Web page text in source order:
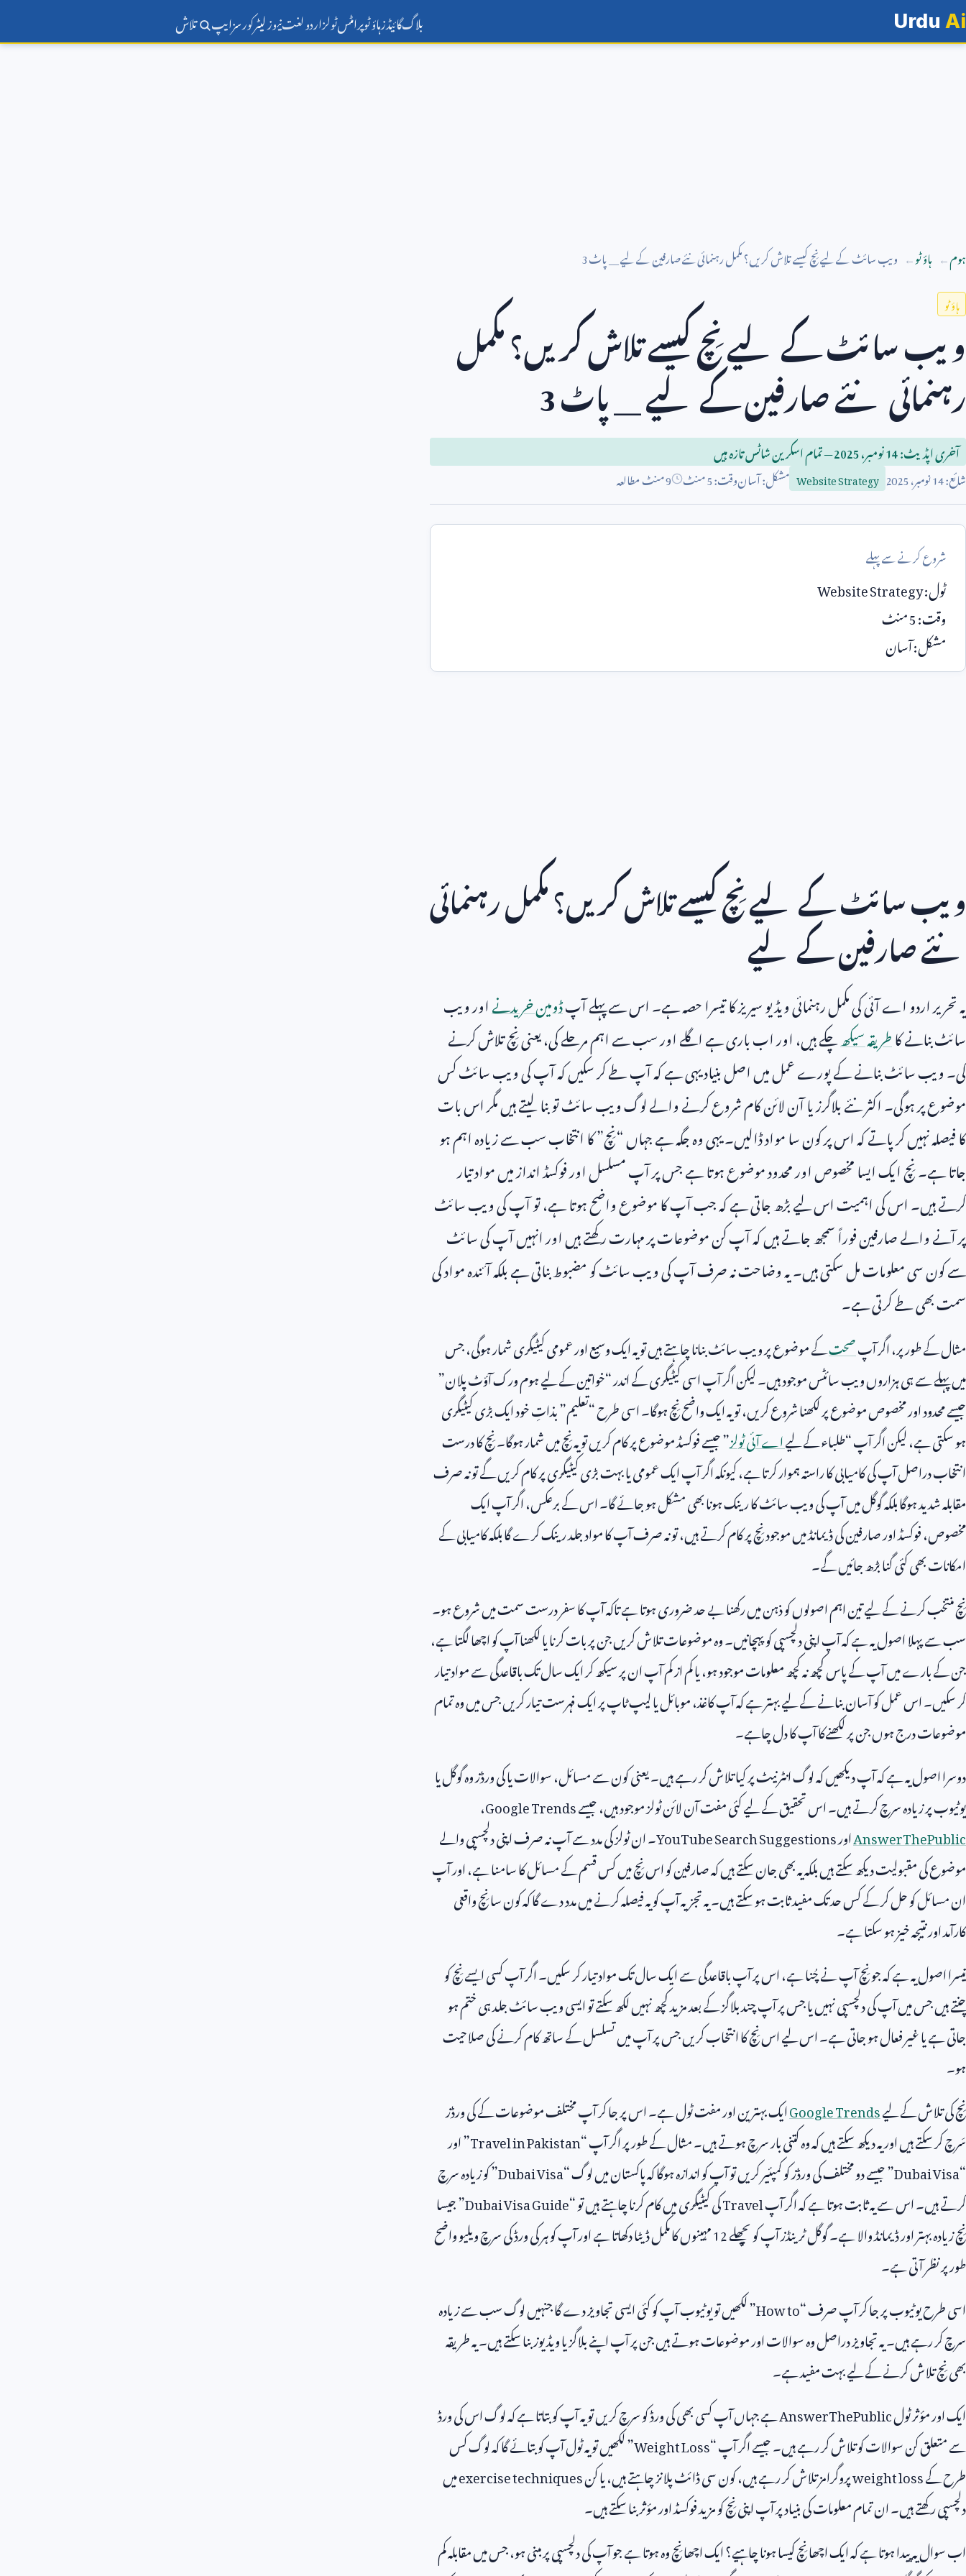
Urdu Ai بلاگگائیڈزہاؤ ٹوپرامٹسٹولزاردو لغتنیوز لیٹرکورسزایپ تلاش
ہوم ہاؤ ٹو ویب سائٹ کے لیے نِچ کیسے تلاش کریں؟ مکمل رہنمائی نئے صارفین کے لیے __ پاٹ3
ہاؤ ٹو
ویب سائٹ کے لیے نِچ کیسے تلاش کریں؟ مکمل
رہنمائی نئے صارفین کے لیے __ پاٹ3
آخری اپڈیٹ:14نومبر،2025— تمام اسکرین شاٹس تازہ ہیں
شائع:14نومبر،2025
Website Strategy مشکل: آسانوقت:5منٹ 9 منٹ مطالعہ
شروع کرنے سے پہلے
ٹول:Website Strategy
وقت:5منٹ
مشکل: آسان
ویب سائٹ کے لیے نِچ کیسے تلاش کریں؟ مکمل رہنمائی
نئے صارفین کے لیے
یہ تحریر اردو اے آئی کی مکمل رہنمائی ویڈیو سیریز کا تیسرا حصہ ہے۔ اس سے پہلے آپڈومین خریدنےاور ویب
سائٹ بنانے کاطریقہ سیکھچکے ہیں، اور اب باری ہے اگلے اور سب سے اہم مرحلے کی، یعنی نِچ تلاش کرنے
کی۔ ویب سائٹ بنانے کے پورے عمل میں اصل بنیاد یہی ہے کہ آپ طے کر سکیں کہ آپ کی ویب سائٹ کس
موضوع پر ہوگی۔ اکثر نئے بلاگرز یا آن لائن کام شروع کرنے والے لوگ ویب سائٹ تو بنا لیتے ہیں مگر اس بات
کا فیصلہ نہیں کر پاتے کہ اس پر کون سا مواد ڈالیں۔ یہی وہ جگہ ہے جہاں “نِچ” کا انتخاب سب سے زیادہ اہم ہو
جاتا ہے۔ نِچ ایک ایسا مخصوص اور محدود موضوع ہوتا ہے جس پر آپ مسلسل اور فوکسڈ انداز میں مواد تیار
کرتے ہیں۔ اس کی اہمیت اس لیے بڑھ جاتی ہے کہ جب آپ کا موضوع واضح ہوتا ہے، تو آپ کی ویب سائٹ
پر آنے والے صارفین فوراً سمجھ جاتے ہیں کہ آپ کن موضوعات پر مہارت رکھتے ہیں اور انہیں آپ کی سائٹ
سے کون سی معلومات مل سکتی ہیں۔ یہ وضاحت نہ صرف آپ کی ویب سائٹ کو مضبوط بناتی ہے بلکہ آئندہ مواد کی
سمت بھی طے کرتی ہے۔
مثال کے طور پر، اگر آپصحتکے موضوع پر ویب سائٹ بنانا چاہتے ہیں تو یہ ایک وسیع اور عمومی کیٹیگری شمار ہوگی، جس
میں پہلے سے ہی ہزاروں ویب سائٹس موجود ہیں۔ لیکن اگر آپ اسی کیٹیگری کے اندر “خواتین کے لیے ہوم ورک آؤٹ پلان”
جیسے محدود اور مخصوص موضوع پر لکھنا شروع کریں، تو یہ ایک واضح نِچ ہوگا۔ اسی طرح “تعلیم” بذاتِ خود ایک بڑی کیٹیگری
ہو سکتی ہے، لیکن اگر آپ “طلباء کے لیےاے آئی ٹولز” جیسے فوکسڈ موضوع پر کام کریں تو یہ نِچ میں شمار ہوگا۔ نِچ کا درست
انتخاب دراصل آپ کی کامیابی کا راستہ ہموار کرتا ہے، کیونکہ اگر آپ ایک عمومی یا بہت بڑی کیٹیگری پر کام کریں گے تو نہ صرف
مقابلہ شدید ہوگا بلکہ گوگل میں آپ کی ویب سائٹ کا رینک ہونا بھی مشکل ہو جائے گا۔ اس کے برعکس، اگر آپ ایک
مخصوص، فوکسڈ اور صارفین کی ڈیمانڈ میں موجود نِچ پر کام کرتے ہیں، تو نہ صرف آپ کا مواد جلد رینک کرے گا بلکہ کامیابی کے
امکانات بھی کئی گنا بڑھ جائیں گے۔
نِچ منتخب کرنے کے لیے تین اہم اصولوں کو ذہن میں رکھنا بے حد ضروری ہوتا ہے تاکہ آپ کا سفر درست سمت میں شروع ہو۔
سب سے پہلا اصول یہ ہے کہ آپ اپنی دلچسپی کو پہچانیں۔ وہ موضوعات تلاش کریں جن پر بات کرنا یا لکھنا آپ کو اچھا لگتا ہے،
جن کے بارے میں آپ کے پاس کچھ نہ کچھ معلومات موجود ہو، یا کم از کم آپ ان پر سیکھ کر ایک سال تک باقاعدگی سے مواد تیار
کر سکیں۔ اس عمل کو آسان بنانے کے لیے بہتر ہے کہ آپ کاغذ، موبائل یا لیپ ٹاپ پر ایک فہرست تیار کریں جس میں وہ تمام
موضوعات درج ہوں جن پر لکھنےکا آپ کا دل چاہے۔
دوسرا اصول یہ ہے کہ آپ دیکھیں کہ لوگ انٹرنیٹ پر کیا تلاش کر رہے ہیں۔ یعنی کون سے مسائل، سوالات یا کی ورڈز وہ گوگل یا
یوٹیوب پر زیادہ سرچ کرتے ہیں۔ اس تحقیق کے لیے کئی مفت آن لائن ٹولز موجود ہیں، جیسےGoogle Trends،
AnswerThePublicاورYouTube Search Suggestions۔ ان ٹولز کی مدد سے آپ نہ صرف اپنی دلچسپی والے
موضوع کی مقبولیت دیکھ سکتے ہیں بلکہ یہ بھی جان سکتے ہیں کہ صارفین کو اس نِچ میں کس قسم کے مسائل کا سامنا ہے، اور آپ
ان مسائل کو حل کر کے کس حد تک مفید ثابت ہو سکتے ہیں۔ یہ تجزیہ آپ کو یہ فیصلہ کرنے میں مدد دے گا کہ کون سا نِچ واقعی
کارآمد اور نتیجہ خیز ہو سکتا ہے۔
تیسرا اصول یہ ہے کہ جو نِچ آپ نے چُنا ہے، اس پر آپ باقاعدگی سے ایک سال تک مواد تیار کر سکیں۔ اگر آپ کسی ایسے نِچ کو
چنتے ہیں جس میں آپ کی دلچسپی نہیں یا جس پر آپ چند بلاگز کے بعد مزید کچھ نہیں لکھ سکتے تو ایسی ویب سائٹ جلد ہی ختم ہو
جاتی ہے یا غیر فعال ہو جاتی ہے۔ اس لیے اس نِچ کا انتخاب کریں جس پر آپ میں تسلسل کے ساتھ کام کرنے کی صلاحیت
ہو۔
نِچ کی تلاش کے لیےGoogle Trendsایک بہترین اور مفت ٹول ہے۔ اس پر جا کر آپ مختلف موضوعات کے کی ورڈز
سَرچ کر سکتے ہیں اور یہ دیکھ سکتے ہیں کہ وہ کتنی بار سرچ ہوتے ہیں۔ مثال کے طور پر اگر آپ “Travel in Pakistan” اور
“
Dubai Visa” جیسے دو مختلف کی ورڈز کو کمپئیر کریں تو آپ کو اندازہ ہوگا کہ پاکستان میں لوگ “Dubai Visa” کو زیادہ سرچ
کرتے ہیں۔ اس سے یہ ثابت ہوتا ہے کہ اگر آپTravelکی کیٹیگری میں کام کرنا چاہتے ہیں تو “Dubai Visa Guide” جیسا
نِچ زیادہ بہتر اور ڈیمانڈ والا ہے۔ گوگل ٹرینڈز آپ کو پچھلے12مہینوں کا مکمل ڈیٹا دکھاتا ہے اور آپ کو ہر کی ورڈ کی سرچ ویلیو واضح
طور پر نظر آتی ہے۔
اسی طرح یوٹیوب پر جا کر آپ صرف “How to” لکھیں تو یوٹیوب آپ کو کئی ایسی تجاویز دے گا جنہیں لوگ سب سے زیادہ
سرچ کر رہے ہیں۔ یہ تجاویز دراصل وہ سوالات اور موضوعات ہوتے ہیں جن پر آپ اپنے بلاگز یا ویڈیوز بنا سکتے ہیں۔ یہ طریقہ
بھی نِچ تلاش کرنے کے لیے بہت مفید ہے۔
ایک اور مؤثر ٹولAnswerThePublicہے جہاں آپ کسی بھی کی ورڈ کو سرچ کریں تو یہ آپ کو بتاتا ہے کہ لوگ اس کی ورڈ
سے متعلق کن سوالات کو تلاش کر رہے ہیں۔ جیسے اگر آپ “Weight Loss” لکھیں تو یہ ٹول آپ کو بتائے گا کہ لوگ کس
طرح کےweight lossپروگرامز تلاش کر رہے ہیں، کون سی ڈائٹ پلانز چاہتے ہیں، یا کنexercise techniquesمیں
دلچسپی رکھتے ہیں۔ ان تمام معلومات کی بنیاد پر آپ اپنی نِچ کو مزید فوکسڈ اور مؤثر بنا سکتے ہیں۔
اب سوال یہ پیدا ہوتا ہے کہ ایک اچھا نِچ کیسا ہونا چاہیے؟ ایک اچھا نِچ وہ ہوتا ہے جو آپ کی دلچسپی پر مبنی ہو، جس میں مقابلہ کم